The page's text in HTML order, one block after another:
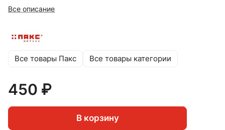
Все описание
Все товары Пакс Все товары категории
450 ₽
В корзину